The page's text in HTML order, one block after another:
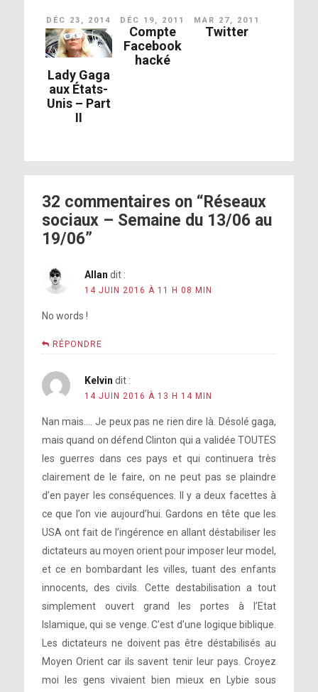
http://gofundme.com/PulseVictimsFund
[photo]
[photo]
[photo]
DÉC 23, 2014
Lady Gaga
aux États-
Unis – Part
II
DÉC 19, 2011
Compte
Facebook
hacké
MAR 27, 2011
Twitter
32 commentaires on “Réseaux
sociaux – Semaine du 13/06 au
19/06”
Allan dit :
14 JUIN 2016 À 11 H 08 MIN
No words !
RÉPONDRE
Kelvin dit :
14 JUIN 2016 À 13 H 14 MIN
Nan mais…. Je peux pas ne rien dire là. Désolé gaga,
mais quand on défend Clinton qui a validée TOUTES
les guerres dans ces pays et qui continuera très
clairement de le faire, on ne peut pas se plaindre
d’en payer les conséquences. Il y a deux facettes à
ce que l’on vie aujourd’hui. Gardons en tête que les
USA ont fait de l’ingérence en allant déstabiliser les
dictateurs au moyen orient pour imposer leur model,
et ce en bombardant les villes, tuant des enfants
innocents, des civils. Cette destabilisation a tout
simplement ouvert grand les portes à l’Etat
Islamique, qui se venge. C’est d’une logique biblique.
Les dictateurs ne doivent pas être déstabilisés au
Moyen Orient car ils savent tenir leur pays. Croyez
moi les gens vivaient bien mieux en Lybie sous